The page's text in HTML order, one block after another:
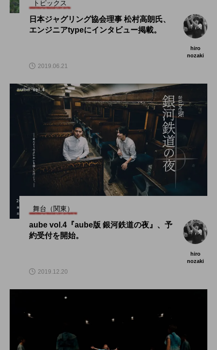
トピックス
日本ジャグリング協会理事 松村高朗氏、
エンジニアtypeにインタビュー掲載。
hiro
nozaki
2019.06.21
舞台（関東）
aube vol.4『aube版 銀河鉄道の夜』、予
約受付を開始。
hiro
nozaki
2019.12.20